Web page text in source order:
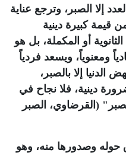
إلا الصبر، وترجع عناية
قيمة كبيرة دينية
أو المكملة، بل هو
ومعنوياً، ويسعد فردياً
الدنيا إلا بالصبر،
دينية، فلا نجاح في
(القرضاوي، الصبر
حوله وصدورها منه، وهو